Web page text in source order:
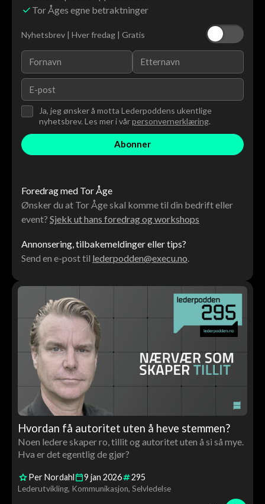
Tor Åges egne betraktninger
Nyhetsbrev | Hver fredag | Gratis
Ja, jeg ønsker å motta Lederpoddens ukentlige
nyhetsbrev. Les mer i vårpersonvernerklæring.
Foredrag med Tor Åge
Ønsker du at Tor Åge skal komme til din bedrift eller
event? Sjekk ut hans foredrag og workshops
Annonsering, tilbakemeldinger eller tips?
Send en e-post til lederpodden@execu.no
Hvordan få autoritet uten å heve stemmen?
Noen ledere skaper ro, tillit og autoritet uten å si så mye.
Hva er det egentlig de gjør?
Per Nordahl 9 jan 2026 295
Lederutvikling Kommunikasjon Selvledelse